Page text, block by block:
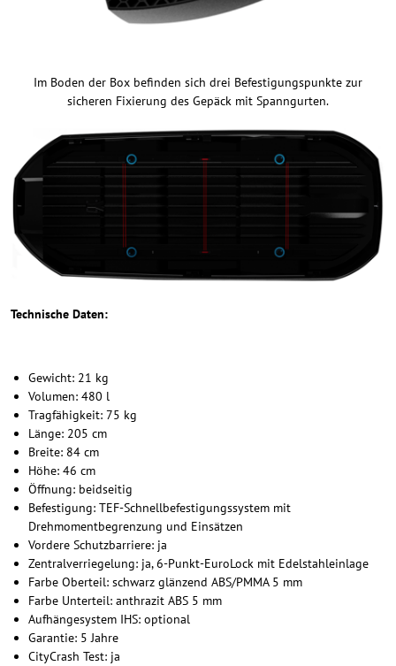
Im Boden der Box befinden sich drei Befestigungspunkte zur
sicheren Fixierung des Gepäck mit Spanngurten.
Technische Daten:
Gewicht: 21 kg
Volumen: 480 l
Tragfähigkeit: 75 kg
Länge: 205 cm
Breite: 84 cm
Höhe: 46 cm
Öffnung: beidseitig
Befestigung: TEF-Schnellbefestigungssystem mit
Drehmomentbegrenzung und Einsätzen
Vordere Schutzbarriere: ja
Zentralverriegelung: ja, 6-Punkt-EuroLock mit Edelstahleinlage
Farbe Oberteil: schwarz glänzend ABS/PMMA 5 mm
Farbe Unterteil: anthrazit ABS 5 mm
Aufhängesystem IHS: optional
Garantie: 5 Jahre
CityCrash Test: ja